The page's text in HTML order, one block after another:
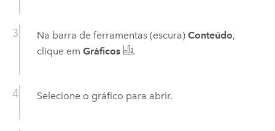
Na barra de ferramentas (escura) Conteúdo,
clique em Gráficos .
Selecione o gráfico para abrir.